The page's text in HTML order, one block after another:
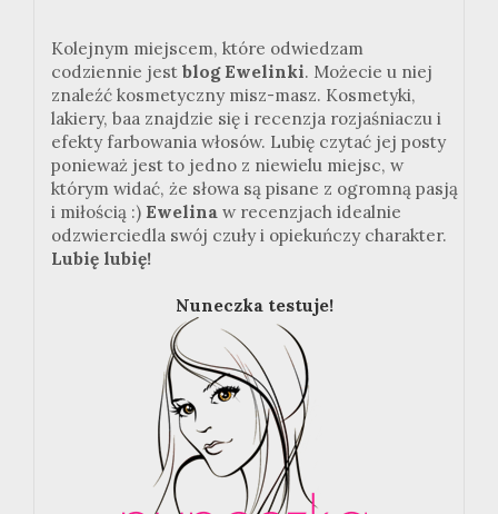
Kolejnym miejscem, które odwiedzam
codziennie jest blog Ewelinki. Możecie u niej
znaleźć kosmetyczny misz-masz. Kosmetyki,
lakiery, baa znajdzie się i recenzja rozjaśniaczu i
efekty farbowania włosów. Lubię czytać jej posty
ponieważ jest to jedno z niewielu miejsc, w
którym widać, że słowa są pisane z ogromną pasją
i miłością :) Ewelina w recenzjach idealnie
odzwierciedla swój czuły i opiekuńczy charakter.
Lubię lubię!
Nuneczka testuje!